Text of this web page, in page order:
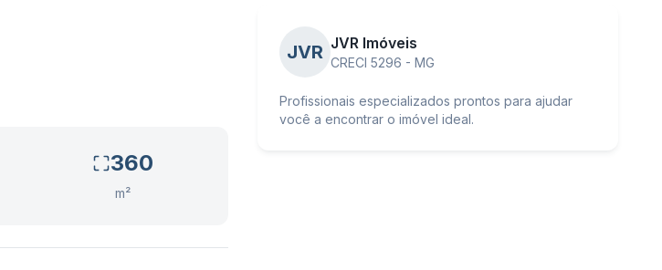
360
m²
JVR JVR Imóveis
CRECI 5296 - MG
Profissionais especializados prontos para ajudar
você a encontrar o imóvel ideal.